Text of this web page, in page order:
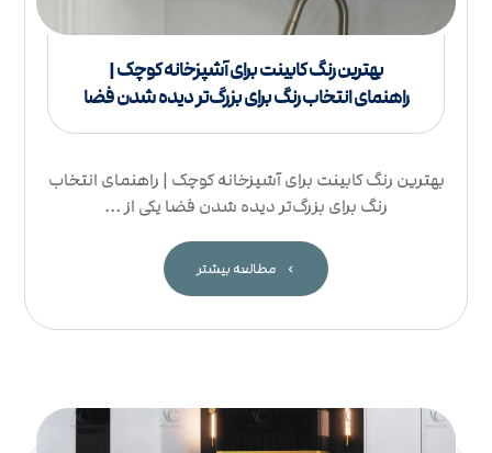
بهترین رنگ کابینت برای آشپزخانه کوچک |
راهنمای انتخاب رنگ برای بزرگ‌تر دیده شدن فضا
بهترین رنگ کابینت برای آشپزخانه کوچک | راهنمای انتخاب
رنگ برای بزرگ‌تر دیده شدن فضا یکی از ...
مطالعه بیشتر